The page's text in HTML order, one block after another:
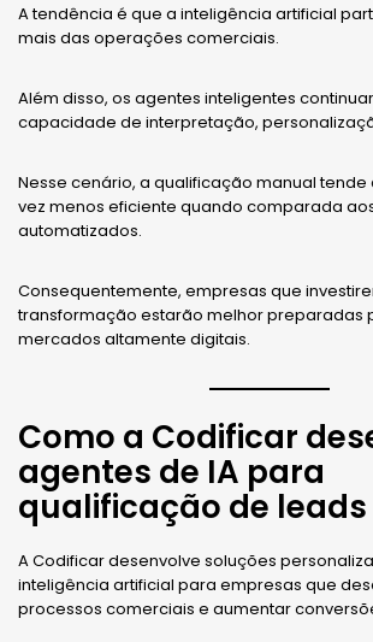
A tendência é que a inteligência artificial
mais das operações comerciais.
Além disso, os agentes inteligentes
capacidade de interpretação,
Nesse cenário, a qualificação manual tende
vez menos eficiente quando comparada
automatizados.
Consequentemente, empresas que
transformação estarão melhor preparadas
mercados altamente digitais.
Como a Codificar
agentes de IA para
qualificação de leads
A Codificar desenvolve soluções
inteligência artificial para empresas que
processos comerciais e aumentar